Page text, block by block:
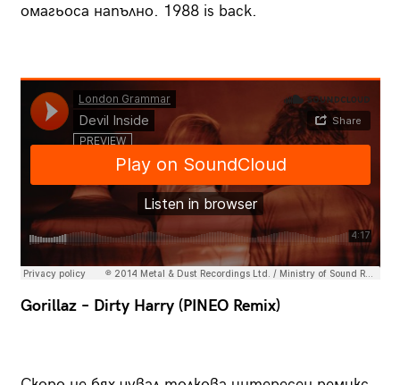
омагьоса напълно. 1988 is back.
Gorillaz – Dirty Harry (PINEO Remix)